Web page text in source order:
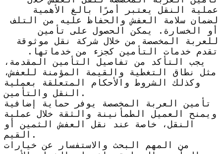
عملية النقل يعتبر أمرًا بالغ الأهمية
لضمان سلامة العفش والحفاظ عليه من التلف
أو الخسارة. يمكن الحصول على تأمين
للعربة المخصصة من خلال شركة نقل موثوقة
تقدم خدمات التأمين كجزء من خدماتها.
يجب التأكد من تفاصيل التأمين المقدمة،
مثل نطاق التغطية والقيمة المؤمنة للعفش،
وكذلك الشروط والأحكام المتعلقة بعملية
النقل والتأمين.
تأمين العربة المخصصة يوفر حماية إضافية
ويمنح العميل الطمأنينة والثقة خلال عملية
النقل، خاصة عند نقل العفش الثمين أو
القيم.
من المهم البحث والاستفسار عن خيارات